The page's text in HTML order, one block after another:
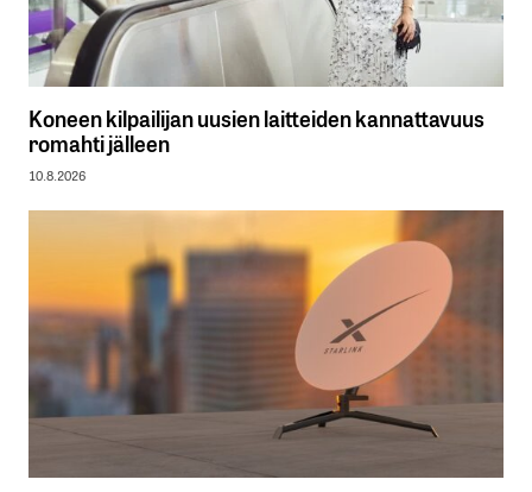
Koneen kilpailijan uusien laitteiden kannattavuus
romahti jälleen
10.8.2026